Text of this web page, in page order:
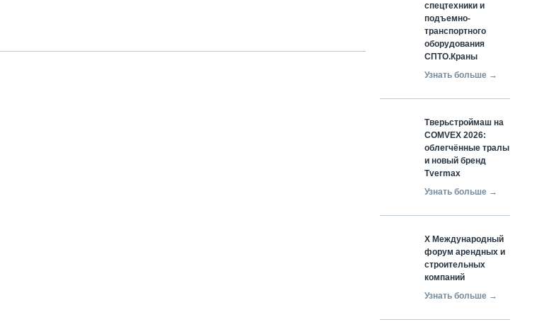
спецтехники и
подъемно-
транспортного
оборудования
СПТО.Краны
Узнать больше →
Тверьстроймаш на
COMVEX 2026:
облегчённые тралы
и новый бренд
Tvermax
Узнать больше →
X Международный
форум арендных и
строительных
компаний
Узнать больше →